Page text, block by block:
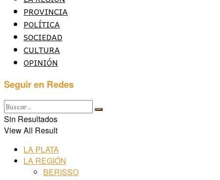
PROVINCIA
POLÍTICA
SOCIEDAD
CULTURA
OPINIÓN
Seguir en Redes
Sin Resultados
View All Result
LA PLATA
LA REGIÓN
BERISSO